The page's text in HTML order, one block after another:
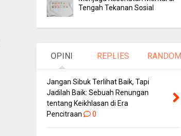
Tengah Tekanan Sosial
OPINI REPLIES RANDOM
Jangan Sibuk Terlihat Baik, Tapi
Jadilah Baik: Sebuah Renungan
tentang Keikhlasan di Era
Pencitraan
0